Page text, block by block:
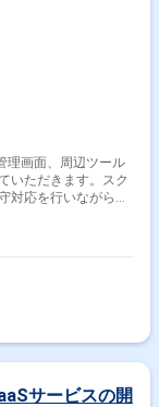
いただきます。スク
対応を行いながら、
ていただきます。
サービスの開